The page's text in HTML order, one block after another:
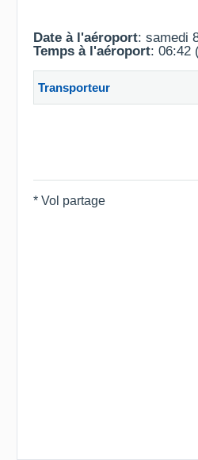
Date à l'aéroport: samedi
Temps à l'aéroport: 06:42
Transporteur
* Vol partage